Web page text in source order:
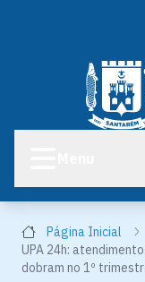
Página Inicial
UPA 24h:
dobram no 1º